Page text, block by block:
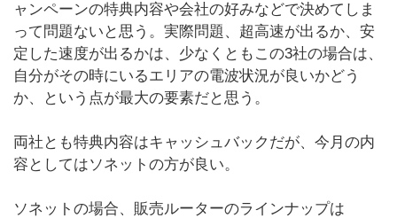
ャンペーンの特典内容や会社の好みなどで決めてしま
って問題ないと思う。実際問題、超高速が出るか、安
定した速度が出るかは、少なくともこの3社の場合は、
自分がその時にいるエリアの電波状況が良いかどう
か、という点が最大の要素だと思う。
両社とも特典内容はキャッシュバックだが、今月の内
容としてはソネットの方が良い。
ソネットの場合、販売ルーターのラインナップは